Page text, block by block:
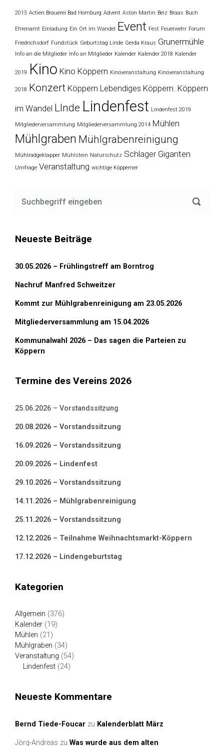
2013 Actien Brauerei Bad Homburg Advent Aston Martin Beiz Braas Buch
Ehrenamt Einladung Ein Ort im Wandel Event Fest Feuerwehr Forum
Friedrichsdorf Fundstück Geburtstag Linde Gerda Kraus Grunermühle
Info an die Mitglieder Info an Mitglieder Kalender Kalender 2018 Kalender
2019 Kino Kino Köppern Kinoveranstaltung Kinoveranstaltung
2018 Konzert Köppern Lebendiges Köppern. Köppern
im Wandel LInde Lindenfest Lindenfest 2019
Mitgliederversammlung Mitgliederversammlung 2014 Mühlen
Mühlgraben Mühlgrabenreinigung
Mühlradgeklapper Mühlstein Naturschutz Schlager Giganten
Umfrage Veranstaltung wichtige Köpperner
Neueste Beiträge
30.05.2026 – Frühlingstreff am Borntrog
Nachruf Manfred Schweitzer
Kommt zur Mühlgrabenreinigung am 23.05.2026
Mitgliederversammlung am 15.04.2026
Kommunalwahl 2026 – Das sagen die Parteien zu
Köppern
Termine des Vereins 2026
25.06.2026 – Vorstandssitzung
20.08.2026 – Vorstandssitzung
16.09.2026 – Vorstandssitzung
20.09.2026 – Lindenfest
29.10.2026 – Vorstandssitzung
14.11.2026 – Mühlgrabenreinigung
25.11.2026 – Vorstandssitzung
12.12.2026 – Teilnahme Weihnachtsmarkt-Köppern
17.12.2026 – Lindengeburtstag
Kategorien
Allgemein (376)
Kalender (19)
Mühlen (21)
Mühlgraben (34)
Veranstaltung (54)
Lindenfest (24)
Neueste Kommentare
Bernd Tiede-Foucar zu Kalenderblatt März
Jörg-Andreas zu Was wurde aus dem alten